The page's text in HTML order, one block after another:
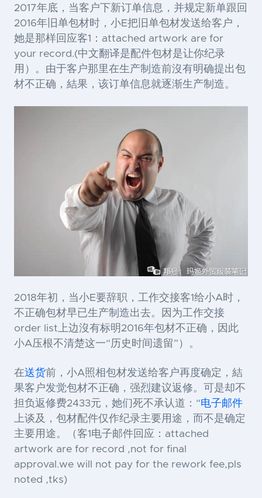
2017年底，当客户下新订单信息，并规定新单跟回
2016年旧单包材时，小E把旧单包材发送给客户，
她是那样回应客1：attached artwork are for
your record.(中文翻译是配件包材是让你纪录
用）。由于客户那里在生产制造前沒有明确提出包
材不正确，結果，该订单信息就逐渐生产制造。
2018年初，当小E要辞职，工作交接客1给小A时，
不正确包材早已生产制造出去。因为工作交接
order list上边沒有标明2016年包材不正确，因此
小A压根不清楚这一“历史时间遗留”）。
在送货前，小A照相包材发送给客户再度确定，結
果客户发觉包材不正确，强烈建议返修。可是却不
担负返修费2433元，她们死不承认道：“电子邮件
上谈及，包材配件仅作纪录主要用途，而不是确定
主要用途。（客1电子邮件回应：attached
artwork are for record ,not for final
approval.we will not pay for the rework fee,pls
noted ,tks)